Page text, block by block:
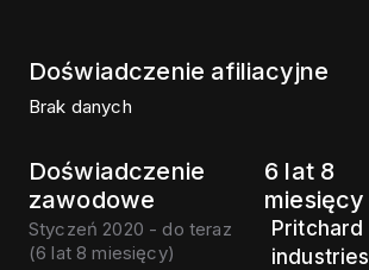
Doświadczenie afiliacyjne
Brak danych
Doświadczenie
zawodowe
6 lat 8
miesięcy
Styczeń 2020 - do teraz
(6 lat 8 miesięcy)
Pritchard
industries